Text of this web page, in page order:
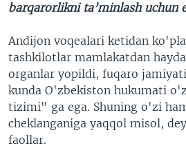
barqarorlikni ta’minlash uchun
Andijon voqealari ketidan
tashkilotlar mamlakatdan
organlar yopildi, fuqaro
kunda O'zbekiston hukumati
tizimi" ga ega. Shuning o'zi
cheklanganiga yaqqol misol,
faollar.